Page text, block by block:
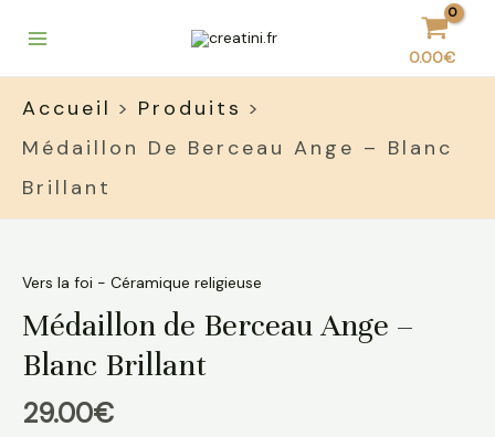
0.00€
Accueil
Produits
Médaillon De Berceau Ange – Blanc
Brillant
Vers la foi - Céramique religieuse
Médaillon de Berceau Ange –
Blanc Brillant
29.00€
Médaillon
Berceau
Ange
-
Blanc
Brillant